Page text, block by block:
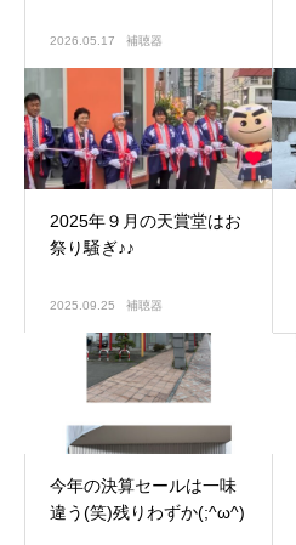
2026.05.17 補聴器
2025年９月の天賞堂はお
祭り騒ぎ♪♪
2025.09.25 補聴器
今年の決算セールは一味
違う(笑)残りわずか(;^ω^)